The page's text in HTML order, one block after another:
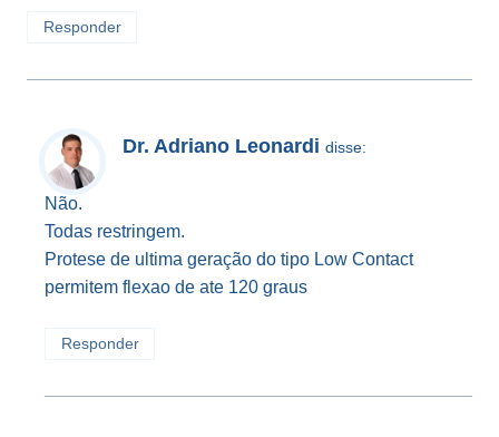
Responder
Dr. Adriano Leonardi disse:
Não.
Todas restringem.
Protese de ultima geração do tipo Low Contact
permitem flexao de ate 120 graus
Responder